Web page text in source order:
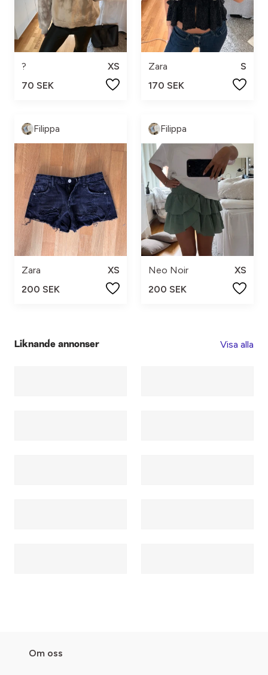
?
XS
70 SEK
Zara
S
170 SEK
Filippa
Zara
XS
200 SEK
Filippa
Neo Noir
XS
200 SEK
Liknande annonser Visa alla
Om oss